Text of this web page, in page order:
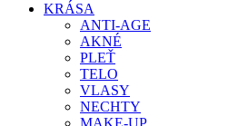
KRÁSA
ANTI-AGE
AKNÉ
PLEŤ
TELO
VLASY
NECHTY
MAKE-UP